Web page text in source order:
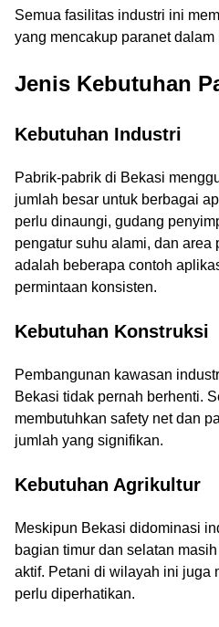
Semua fasilitas industri ini
yang mencakup paranet
Jenis Kebutuhan
Kebutuhan Industri
Pabrik-pabrik di Bekasi
jumlah besar untuk berbagai
perlu dinaungi, gudang
pengatur suhu alami, dan area
adalah beberapa contoh
permintaan konsisten.
Kebutuhan Konstruksi
Pembangunan kawasan
Bekasi tidak pernah berhenti.
membutuhkan safety net dan
jumlah yang signifikan.
Kebutuhan Agrikultur
Meskipun Bekasi didominasi
bagian timur dan selatan
aktif. Petani di wilayah ini juga
perlu diperhatikan.